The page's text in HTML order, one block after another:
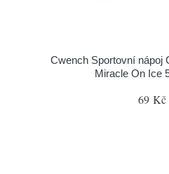
Cwench Sportovní nápoj
Miracle On Ice
69 Kč